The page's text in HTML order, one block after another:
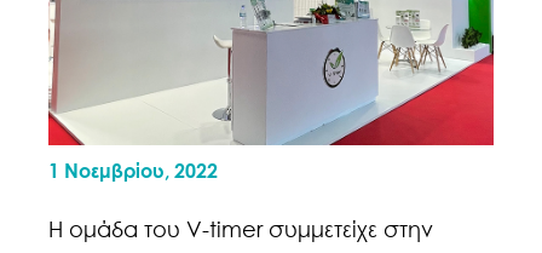
1 Νοεμβρίου, 2022
Η ομάδα του V-timer συμμετείχε στην